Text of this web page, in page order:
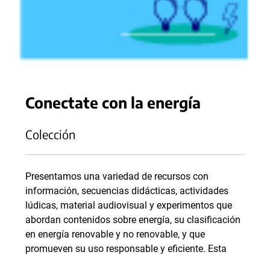
Conectate con la energía
Colección
Presentamos una variedad de recursos con
información, secuencias didácticas, actividades
lúdicas, material audiovisual y experimentos que
abordan contenidos sobre energía, su clasificación
en energía renovable y no renovable, y que
promueven su uso responsable y eficiente. Esta